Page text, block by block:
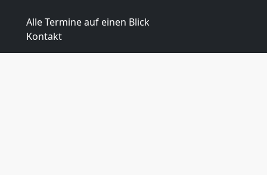
Alle Termine auf einen Blick
Kontakt